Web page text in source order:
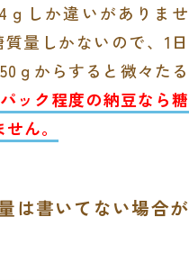
ｇしか違いがありませ
量しかないので、1日
ｇからすると微々たる
ック程度の納豆なら糖
ん。
は書いてない場合が